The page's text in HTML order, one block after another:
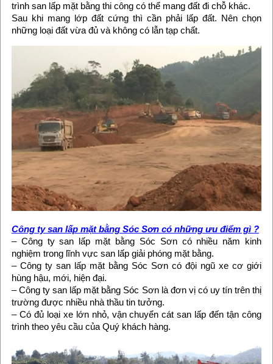
trình san lấp mặt bằng thi công có thể mang đất đi chỗ khác.
Sau khi mang lớp đất cứng thì cần phải lấp đất. Nên chọn
những loại đất vừa đủ và không có lẫn tạp chất.
Công ty san lấp mặt bằng Sóc Sơn có những ưu điểm gì ?
– Công ty san lấp mặt bằng Sóc Sơn có nhiều năm kinh
nghiệm trong lĩnh vực san lấp giải phóng mặt bằng.
– Công ty san lấp mặt bằng Sóc Sơn có đội ngũ xe cơ giới
hùng hậu, mới, hiện đại.
– Công ty san lấp mặt bằng Sóc Sơn là đơn vị có uy tín trên thị
trường được nhiều nhà thầu tin tưởng.
– Có đủ loại xe lớn nhỏ, vận chuyển cát san lấp đến tận công
trình theo yêu cầu của Quý khách hàng.